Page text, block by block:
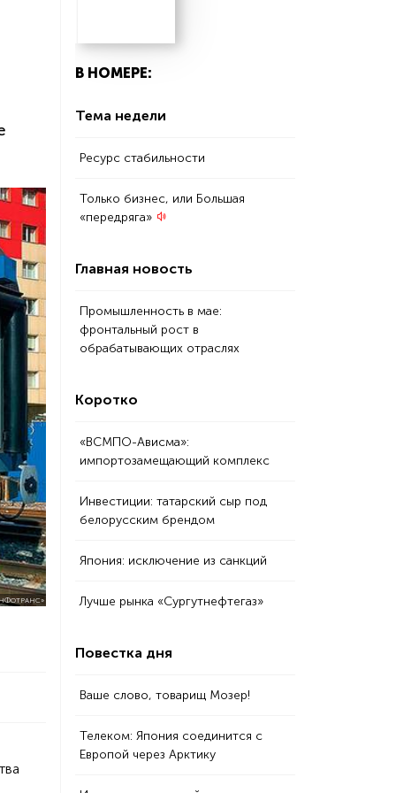
В НОМЕРЕ:
Тема недели
Ресурс стабильности
Только бизнес, или Большая
«передряга»
Главная новость
Промышленность в мае:
фронтальный рост в
обрабатывающих отраслях
Коротко
«ВСМПО-Ависма»:
импортозамещающий комплекс
Инвестиции: татарский сыр под
белорусским брендом
Япония: исключение из санкций
Лучше рынка «Сургутнефтегаз»
Повестка дня
Ваше слово, товарищ Мозер!
Телеком: Япония соединится с
Европой через Арктику